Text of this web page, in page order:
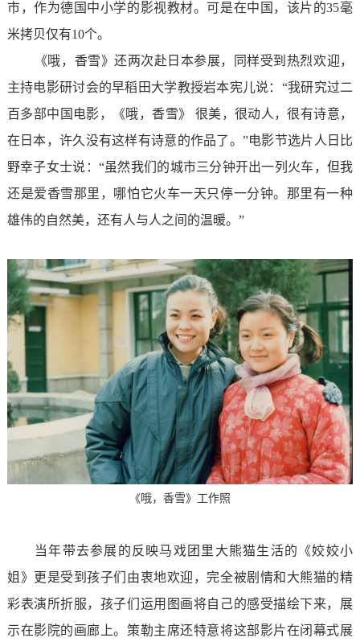
市，作为德国中小学的影视教材。可是在中国，该片的35毫
米拷贝仅有10个。
《哦，香雪》还两次赴日本参展，同样受到热烈欢迎，
主持电影研讨会的早稻田大学教授岩本宪儿说：“我研究过二
百多部中国电影，《哦，香雪》 很美，很动人，很有诗意，
在日本，许久没有这样有诗意的作品了。”电影节选片人日比
野幸子女士说：“虽然我们的城市三分钟开出一列火车，但我
还是爱香雪那里，哪怕它火车一天只停一分钟。那里有一种
雄伟的自然美，还有人与人之间的温暖。”
《哦，香雪》工作照
当年带去参展的反映马戏团里大熊猫生活的《姣姣小
姐》更是受到孩子们由衷地欢迎，完全被剧情和大熊猫的精
彩表演所折服，孩子们运用图画将自己的感受描绘下来，展
示在影院的画廊上。策勒主席还特意将这部影片在闭幕式展